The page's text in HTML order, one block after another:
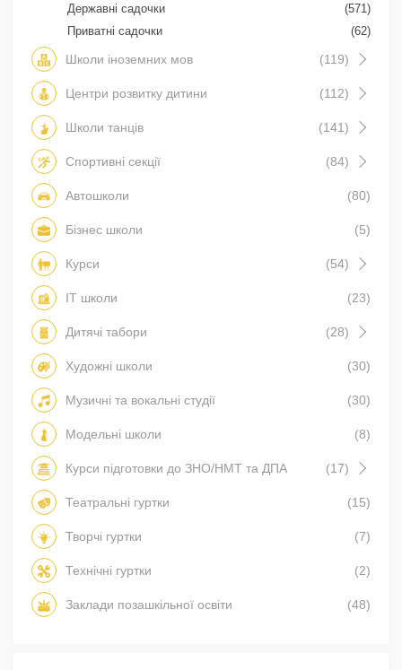
Державні садочки
(571)
Приватні садочки
(62)
Школи іноземних мов (119)
Центри розвитку дитини (112)
Школи танців (141)
Спортивні секції (84)
Автошколи (80)
Бізнес школи (5)
Курси (54)
IT школи (23)
Дитячі табори (28)
Художні школи (30)
Музичні та вокальні студії (30)
Модельні школи (8)
Курси підготовки до ЗНО/НМТ та ДПА (17)
Театральні гуртки (15)
Творчі гуртки (7)
Технічні гуртки (2)
Заклади позашкільної освіти (48)